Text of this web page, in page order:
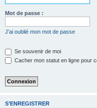
Mot de passe :
J’ai oublié mon mot de passe
Se souvenir de moi
Cacher mon statut en ligne pour
S’ENREGISTRER